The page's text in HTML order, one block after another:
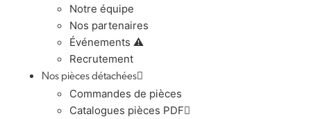
Notre équipe
Nos partenaires
Événements ⚠️
Recrutement
Nos pièces détachées
Commandes de pièces
Catalogues pièces PDF